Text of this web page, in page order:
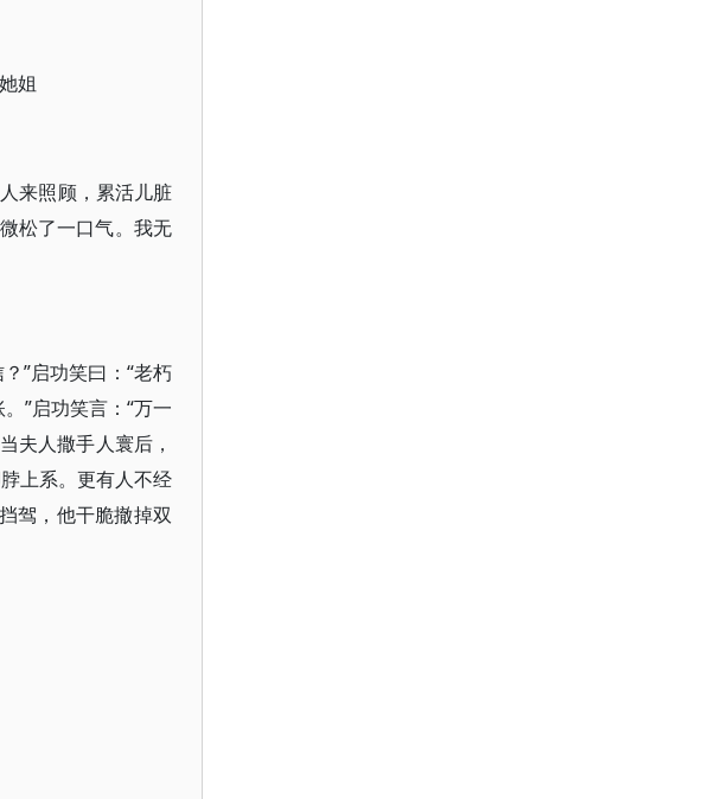
姐
来照顾，累活儿脏
松了一口气。我无
”启功笑曰：“老朽
”启功笑言：“万一
夫人撒手人寰后，
上系。更有人不经
驾，他干脆撤掉双